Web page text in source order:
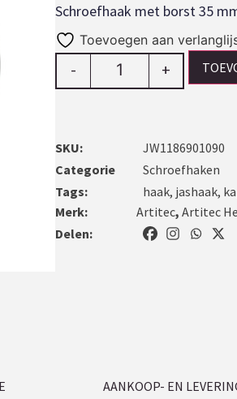
Schroefhaak met borst 35
Toevoegen aan
- +
SKU:
JW1186901090
Categorie
Schroefhaken
Tags:
haak, jashaak,
Merk:
Artitec, Artitec
Delen:
AANKOOP- EN